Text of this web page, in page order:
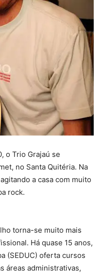
o Trio Grajaú se
no Santa Quitéria. Na
a casa com muito
rock.
torna-se muito mais
Há quase 15 anos,
(SEDUC) oferta cursos
áreas administrativas,